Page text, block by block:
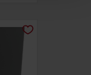
partnerom
z innymi danymi